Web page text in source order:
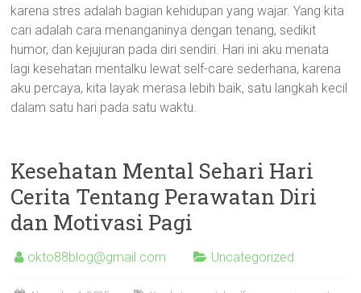
karena stres adalah bagian kehidupan yang wajar. Yang kita
cari adalah cara menanganinya dengan tenang, sedikit
humor, dan kejujuran pada diri sendiri. Hari ini aku menata
lagi kesehatan mentalku lewat self-care sederhana, karena
aku percaya, kita layak merasa lebih baik, satu langkah kecil
dalam satu hari pada satu waktu.
Kesehatan Mental Sehari Hari
Cerita Tentang Perawatan Diri
dan Motivasi Pagi
okto88blog@gmail.com Uncategorized